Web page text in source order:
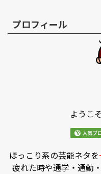
プロフィール
ようこそ
ほっこり系の芸能ネタを
疲れた時や通学・通勤